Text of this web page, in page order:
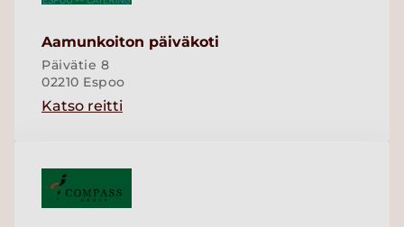
Aamunkoiton päiväkoti
Päivätie 8
02210 Espoo
Katso reitti